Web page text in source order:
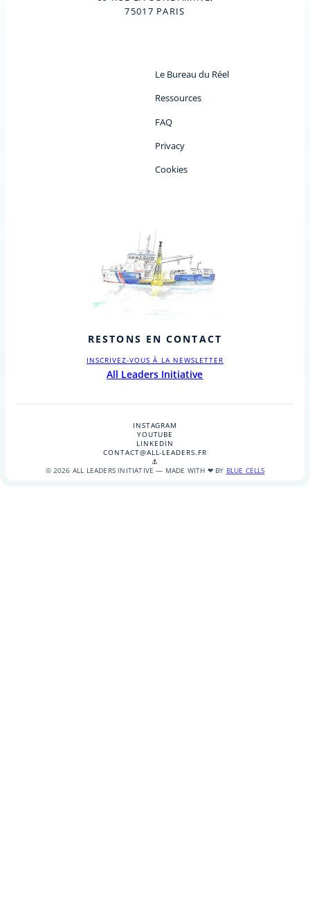
75017 PARIS
Le Bureau du Réel
Ressources
FAQ
Privacy
Cookies
RESTONS EN CONTACT
INSCRIVEZ-VOUS À LA NEWSLETTER
All Leaders Initiative
INSTAGRAM
YOUTUBE
LINKEDIN
CONTACT@ALL-LEADERS.FR
⚓
© 2026 ALL LEADERS INITIATIVE — MADE WITH ❤ BY BLUE CELLS